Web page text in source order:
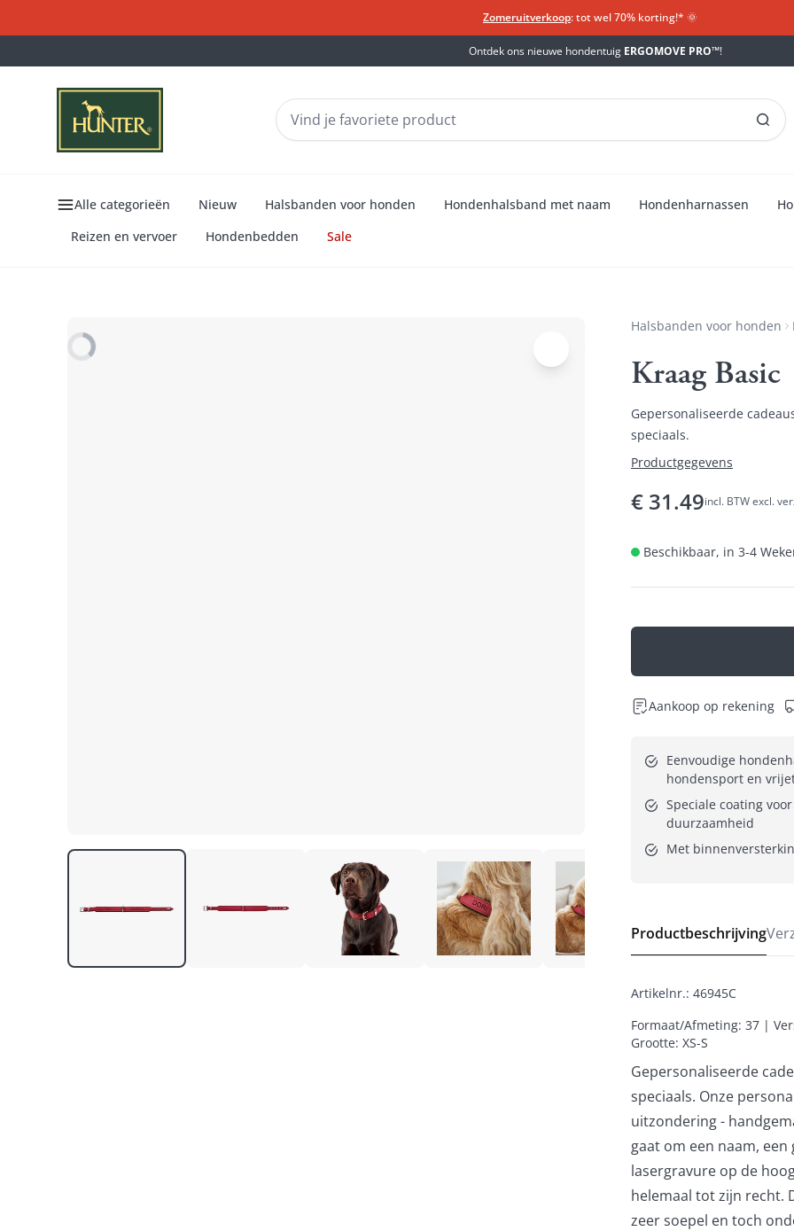
Zomeruitverkoop: tot wel 70% korting!*​ 🌞
Ontdek ons nieuwe hondentuig ERGOMOVE PRO™!
Alle categorieën Nieuw Halsbanden voor honden Hondenhalsband met naam Hondenharnassen
Reizen en vervoer
Hondenbedden Sale
Halsbanden voor honden
Kraag Basic
Gepersonaliseerde
speciaals.
Productgegevens
€ 31.49incl. BTW excl.
Beschikbaar, in 3-4
Aankoop op rekening
Eenvoudige
hondensport en
Speciale coating
duurzaamheid
Met
Productbeschrijving
Artikelnr.: 46945C
Formaat/Afmeting: 37 |
Grootte: XS-S
Gepersonaliseerde
speciaals. Onze
uitzondering -
gaat om een naam,
lasergravure op de
helemaal tot zijn recht.
zeer soepel en toch